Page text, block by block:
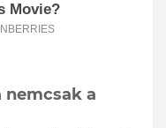
nemcsak a